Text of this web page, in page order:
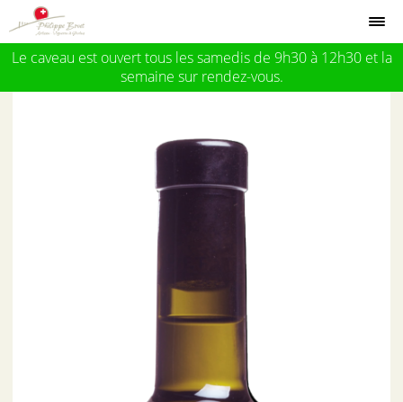
Le caveau est ouvert tous les samedis de 9h30 à 12h30 et la
semaine sur rendez-vous.